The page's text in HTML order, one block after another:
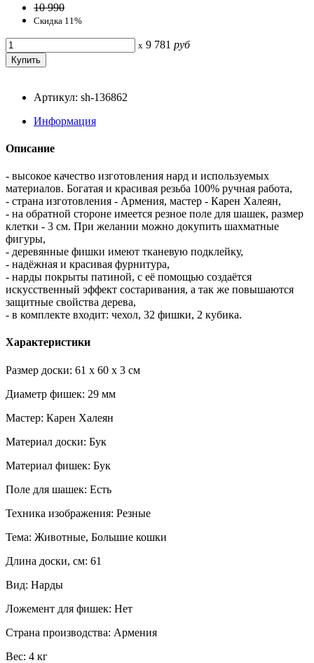
10 990
Скидка 11%
x 9 781 руб
Артикул: sh-136862
Информация
Описание
- высокое качество изготовления нард и используемых
материалов. Богатая и красивая резьба 100% ручная работа,
- страна изготовления - Армения, мастер - Карен Халеян,
- на обратной стороне имеется резное поле для шашек, размер
клетки - 3 см. При желании можно докупить шахматные
фигуры,
- деревянные фишки имеют тканевую подклейку,
- надёжная и красивая фурнитура,
- нарды покрыты патиной, с её помощью создаётся
искусственный эффект состаривания, а так же повышаются
защитные свойства дерева,
- в комплекте входит: чехол, 32 фишки, 2 кубика.
Характеристики
Размер доски: 61 x 60 x 3 см
Диаметр фишек: 29 мм
Мастер: Карен Халеян
Материал доски: Бук
Материал фишек: Бук
Поле для шашек: Есть
Техника изображения: Резные
Тема: Животные, Большие кошки
Длина доски, см: 61
Вид: Нарды
Ложемент для фишек: Нет
Страна производства: Армения
Вес: 4 кг